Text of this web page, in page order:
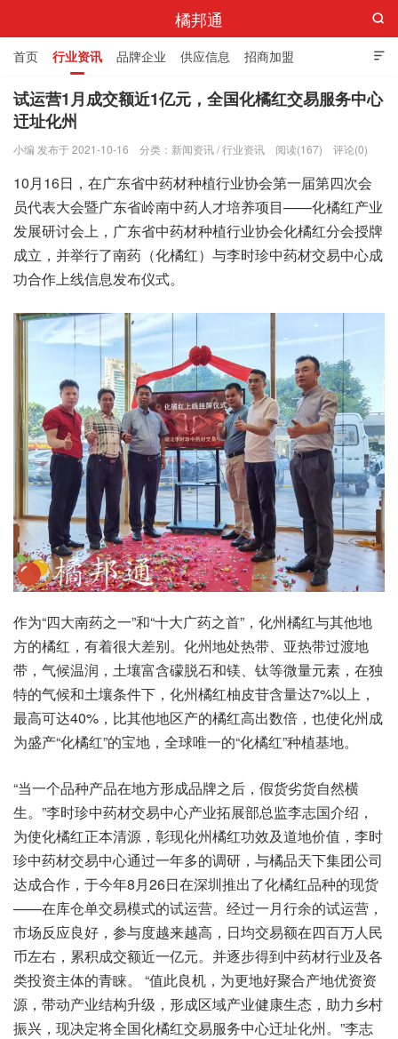
橘邦通

首页 行业资讯 品牌企业 供应信息 招商加盟
标准与产值 化橘红科普 化橘红专卖店

试运营1月成交额近1亿元，全国化橘红交易服务中心
迀址化州
小编 发布于 2021-10-16 分类： 新闻资讯/行业资讯 阅读(167) 评论(0)
10月16日，在广东省中药材种植行业协会第一届第四次会
员代表大会暨广东省岭南中药人才培养项目——化橘红产业
发展研讨会上，广东省中药材种植行业协会化橘红分会授牌
成立，并举行了南药（化橘红）与李时珍中药材交易中心成
功合作上线信息发布仪式。
作为“四大南药之一”和“十大广药之首”，化州橘红与其他地
方的橘红，有着很大差别。化州地处热带、亚热带过渡地
带，气候温润，土壤富含礞脱石和镁、钛等微量元素，在独
特的气候和土壤条件下，化州橘红柚皮苷含量达7%以上，
最高可达40%，比其他地区产的橘红高出数倍，也使化州成
为盛产“化橘红”的宝地，全球唯一的“化橘红”种植基地。
“当一个品种产品在地方形成品牌之后，假货劣货自然横
生。”李时珍中药材交易中心产业拓展部总监李志国介绍，
为使化橘红正本清源，彰现化州橘红功效及道地价值，李时
珍中药材交易中心通过一年多的调研，与橘品天下集团公司
达成合作，于今年8月26日在深圳推出了化橘红品种的现货
——在库仓单交易模式的试运营。经过一月行余的试运营，
市场反应良好，参与度越来越高，日均交易额在四百万人民
币左右，累积成交额近一亿元。并逐步得到中药材行业及各
类投资主体的青睐。 “值此良机，为更地好聚合产地优资资
源，带动产业结构升级，形成区域产业健康生态，助力乡村
振兴，现决定将全国化橘红交易服务中心迀址化州。”李志